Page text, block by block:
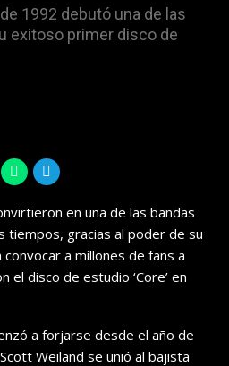
1992 debutó una de las
exitoso primer disco de
en una de las bandas
tiempos, gracias al poder de su
a millones de fans a
el disco de estudio ‘Core’ en
a forjarse desde el año de
Weiland se unió al bajista